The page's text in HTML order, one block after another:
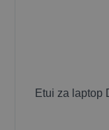
Etui za laptop